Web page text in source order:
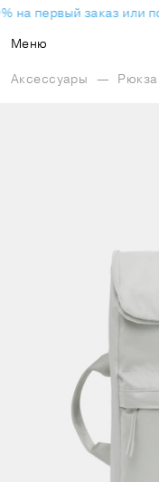
на первый заказ или
Меню
Аксессуары —